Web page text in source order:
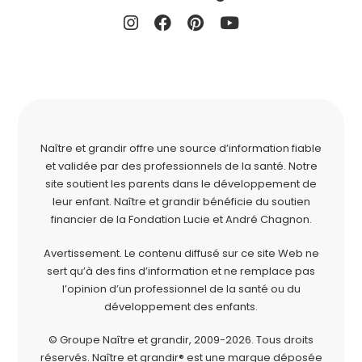
Naître et grandir offre une source d’information fiable
et validée par des professionnels de la santé. Notre
site soutient les parents dans le développement de
leur enfant. Naître et grandir bénéficie du soutien
financier de la Fondation Lucie et André Chagnon.
Avertissement. Le contenu diffusé sur ce site Web ne
sert qu’à des fins d’information et ne remplace pas
l’opinion d’un professionnel de la santé ou du
développement des enfants.
© Groupe Naître et grandir, 2009-2026. Tous droits
réservés. Naître et grandir® est une marque déposée